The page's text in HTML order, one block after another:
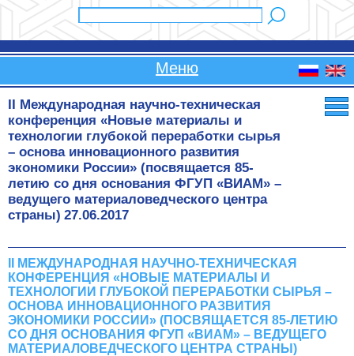
Форма поиска
Меню
II Международная научно-техническая
конференция «Новые материалы и
технологии глубокой переработки сырья
– основа инновационного развития
экономики России» (посвящается 85-
летию со дня основания ФГУП «ВИАМ» –
ведущего материаловедческого центра
страны) 27.06.2017
II МЕЖДУНАРОДНАЯ НАУЧНО-ТЕХНИЧЕСКАЯ
КОНФЕРЕНЦИЯ «НОВЫЕ МАТЕРИАЛЫ И
ТЕХНОЛОГИИ ГЛУБОКОЙ ПЕРЕРАБОТКИ СЫРЬЯ –
ОСНОВА ИННОВАЦИОННОГО РАЗВИТИЯ
ЭКОНОМИКИ РОССИИ» (ПОСВЯЩАЕТСЯ 85-ЛЕТИЮ
СО ДНЯ ОСНОВАНИЯ ФГУП «ВИАМ» – ВЕДУЩЕГО
МАТЕРИАЛОВЕДЧЕСКОГО ЦЕНТРА СТРАНЫ)